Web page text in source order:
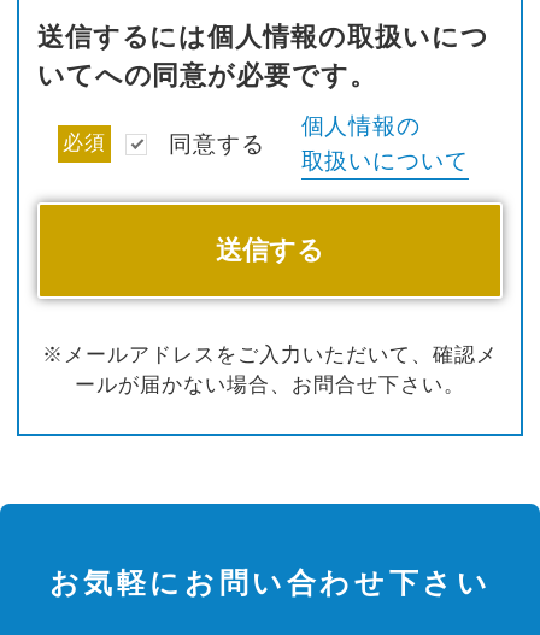
送信するには個人情報の取扱いにつ
いてへの同意が必要です。
必須 同意する
個人情報の
取扱いについて
※メールアドレスをご入力いただいて、確認メ
ールが届かない場合、お問合せ下さい。
お気軽にお問い合わせ下さい